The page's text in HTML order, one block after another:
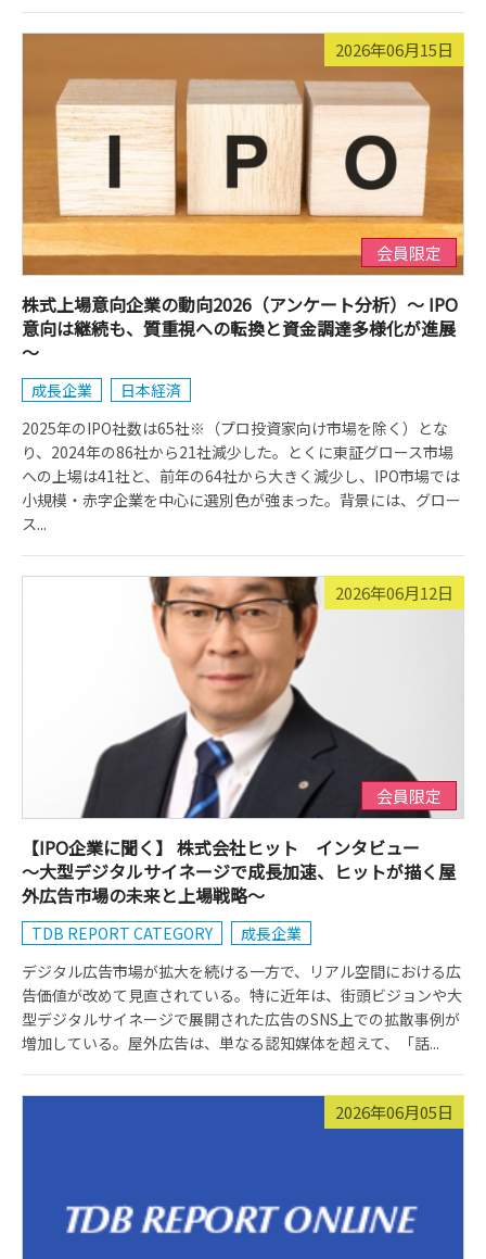
2026年06月15日
会員限定
株式上場意向企業の動向2026（アンケート分析）～ IPO
意向は継続も、質重視への転換と資金調達多様化が進展
～
成長企業
日本経済
2025年のIPO社数は65社※（プロ投資家向け市場を除く）とな
り、2024年の86社から21社減少した。とくに東証グロース市場
への上場は41社と、前年の64社から大きく減少し、IPO市場では
小規模・赤字企業を中心に選別色が強まった。背景には、グロー
ス...
2026年06月12日
会員限定
【IPO企業に聞く】 株式会社ヒット インタビュー
～大型デジタルサイネージで成長加速、ヒットが描く屋
外広告市場の未来と上場戦略～
TDB REPORT CATEGORY
成長企業
デジタル広告市場が拡大を続ける一方で、リアル空間における広
告価値が改めて見直されている。特に近年は、街頭ビジョンや大
型デジタルサイネージで展開された広告のSNS上での拡散事例が
増加している。屋外広告は、単なる認知媒体を超えて、「話...
2026年06月05日